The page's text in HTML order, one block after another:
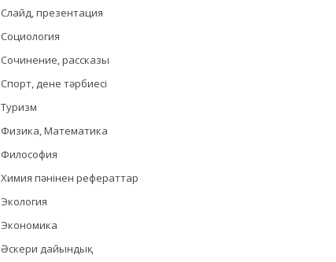
Слайд, презентация
Социология
Сочинение, рассказы
Спорт, дене тәрбиесі
Туризм
Физика, Математика
Философия
Химия пәнінен рефераттар
Экология
Экономика
Әскери дайындық